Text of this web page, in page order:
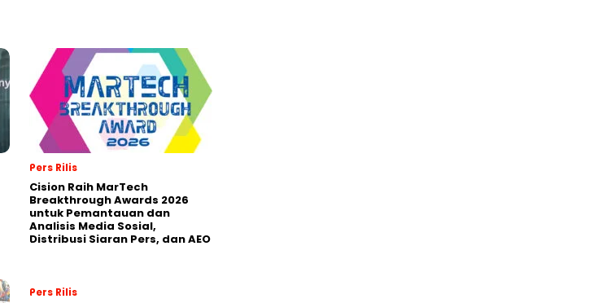
Pers Rilis
Cision Raih MarTech
Breakthrough Awards 2026
untuk Pemantauan dan
Analisis Media Sosial,
Distribusi Siaran Pers, dan AEO
Pers Rilis